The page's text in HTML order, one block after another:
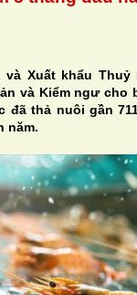
Xuất khẩu Thuỷ
và Kiểm ngư cho
đã thả nuôi gần
năm.